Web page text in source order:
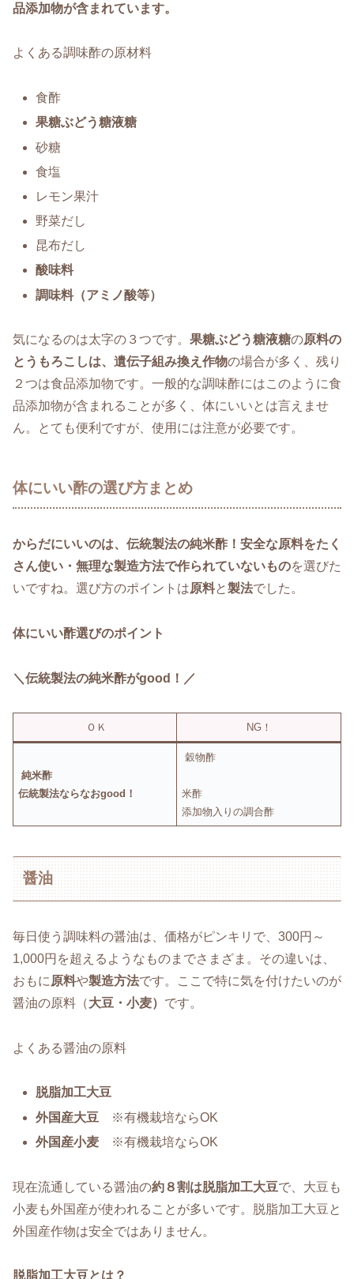
品添加物が含まれています。
よくある調味酢の原材料
食酢
果糖ぶどう糖液糖
砂糖
食塩
レモン果汁
野菜だし
昆布だし
酸味料
調味料（アミノ酸等）
気になるのは太字の３つです。 果糖ぶどう糖液糖の原料の
とうもろこしは、遺伝子組み換え作物の場合が多く、残り
２つは食品添加物です。一般的な調味酢にはこのように食
品添加物が含まれることが多く、体にいいとは言えませ
ん。とても便利ですが、使用には注意が必要です。
体にいい酢の選び方まとめ
からだにいいのは、伝統製法の純米酢！ 安全な原料をたく
さん使い・無理な製造方法で作られていないものを選びた
いですね。選び方のポイントは原料と製法でした。
体にいい酢選びのポイント
＼伝統製法の純米酢がgood！／
ＯＫ NG！
純米酢
伝統製法ならなおgood！
穀物酢
米酢
添加物入りの調合酢
醤油
毎日使う調味料の醤油は、価格がピンキリで、300円～
1,000円を超えるようなものまでさまざま。その違いは、
おもに 原料や製造方法です。ここで特に気を付けたいのが
醤油の原料（大豆・ 小麦） です。
よくある醤油の原料
脱脂加工大豆
外国産大豆 ※有機栽培ならOK
外国産小麦 ※有機栽培ならOK
現在流通している醤油の約８割は脱脂加工大豆で、大豆も
小麦も外国産が使われることが多いです。脱脂加工大豆と
外国産作物は安全ではありません。
脱脂加工大豆とは？